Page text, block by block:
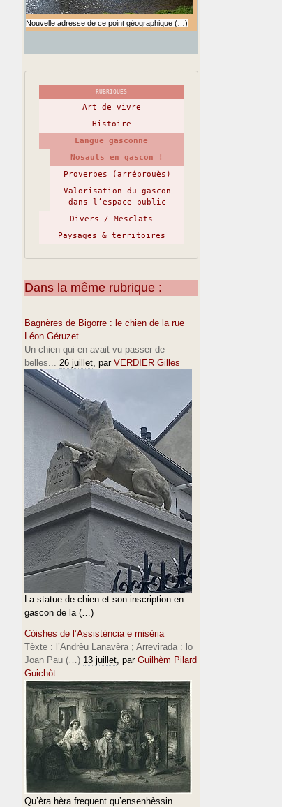
Nouvelle adresse de ce point géographique (…)
RUBRIQUES
Art de vivre
Histoire
Langue gasconne
Nosauts en gascon !
Proverbes (arréprouès)
Valorisation du gascon
dans l’espace public
Divers / Mesclats
Paysages & territoires
Dans la même rubrique :
Bagnères de Bigorre : le chien de la rue
Léon Géruzet.
Un chien qui en avait vu passer de
belles... 26 juillet, par VERDIER Gilles
La statue de chien et son inscription en
gascon de la (…)
Còishes de l’Assisténcia e misèria
Tèxte : l’Andrèu Lanavèra ; Arrevirada : lo
Joan Pau (…) 13 juillet, par Guilhèm Pilard
Guichòt
Qu’èra hèra frequent qu’ensenhèssin